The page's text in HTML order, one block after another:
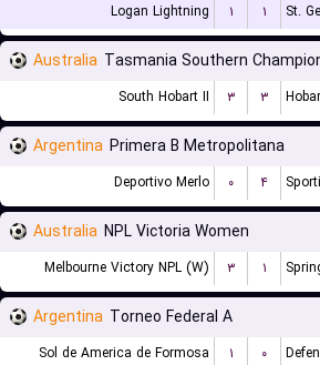
Logan Lightning
۱ ۱ St.
Australia Tasmania Southern
South Hobart II ۳ ۳
Argentina Primera B Metropolitana
Deportivo Merlo ۰ ۴
Australia NPL Victoria Women
Melbourne Victory NPL (W) ۳ ۱
Argentina Torneo Federal A
Sol de America de Formosa ۱ ۰